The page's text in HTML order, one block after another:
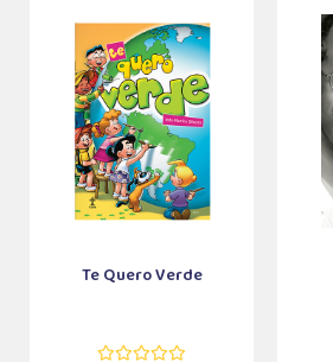
Te Quero Verde